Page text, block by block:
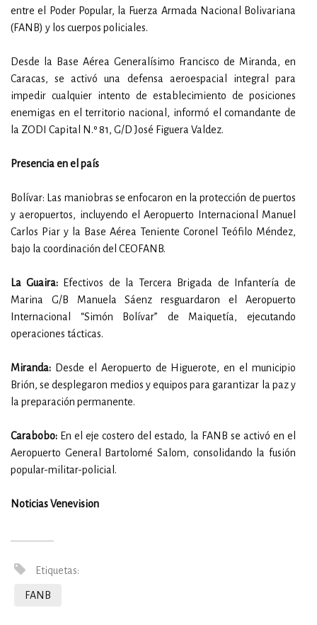
entre el Poder Popular, la Fuerza Armada Nacional Bolivariana
(FANB) y los cuerpos policiales.
Desde la Base Aérea Generalísimo Francisco de Miranda, en
Caracas, se activó una defensa aeroespacial integral para
impedir cualquier intento de establecimiento de posiciones
enemigas en el territorio nacional, informó el comandante de
la ZODI Capital N.º 81, G/D José Figuera Valdez.
Presencia en el país
Bolívar: Las maniobras se enfocaron en la protección de puertos
y aeropuertos, incluyendo el Aeropuerto Internacional Manuel
Carlos Piar y la Base Aérea Teniente Coronel Teófilo Méndez,
bajo la coordinación del CEOFANB.
La Guaira: Efectivos de la Tercera Brigada de Infantería de
Marina G/B Manuela Sáenz resguardaron el Aeropuerto
Internacional “Simón Bolívar” de Maiquetía, ejecutando
operaciones tácticas.
Miranda: Desde el Aeropuerto de Higuerote, en el municipio
Brión, se desplegaron medios y equipos para garantizar la paz y
la preparación permanente.
Carabobo: En el eje costero del estado, la FANB se activó en el
Aeropuerto General Bartolomé Salom, consolidando la fusión
popular-militar-policial.
Noticias Venevision
Etiquetas:
FANB